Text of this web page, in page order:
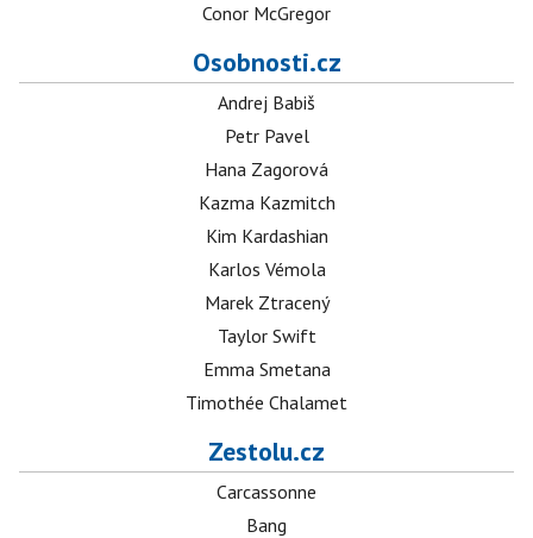
Conor McGregor
Osobnosti.cz
Andrej Babiš
Petr Pavel
Hana Zagorová
Kazma Kazmitch
Kim Kardashian
Karlos Vémola
Marek Ztracený
Taylor Swift
Emma Smetana
Timothée Chalamet
Zestolu.cz
Carcassonne
Bang